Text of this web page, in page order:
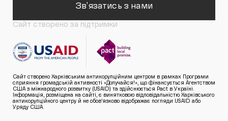
Зв'язатись з нами
Сайт створено за підтримки
Сайт створено Харківським антикорупційним центром в рамках Програми
сприяння громадській активності «Долучайся!», що фінансується Агентством
США з міжнародного розвитку (USAID) та здійснюється Pact в Україні.
Інформація, розміщена на сайті, є винятковою відповідальністю Харківського
антикорупційного центру й не обов’язково відображає погляди USAID або
Уряду США.